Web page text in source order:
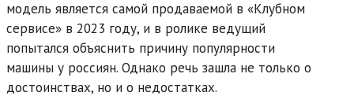
модель является самой продаваемой в «Клубном
сервисе» в 2023 году, и в ролике ведущий
попытался объяснить причину популярности
машины у россиян. Однако речь зашла не только о
достоинствах, но и о недостатках.